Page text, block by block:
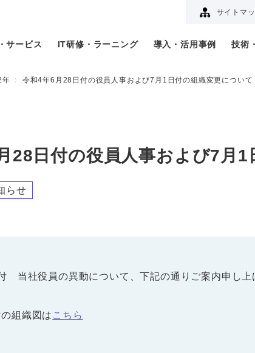
サイトマ
サービス IT研修・ラーニング 導入・活用事例 技術
年 令和4年6月28日付の役員人事および7月1日付の組織変更について
28日付の役員人事および7月1
らせ
当社役員の異動について、下記の通りご案内申し上
組織図は こちら